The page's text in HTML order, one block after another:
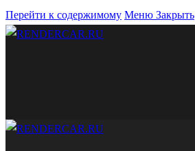
Перейти к содержимому Меню Закрыть